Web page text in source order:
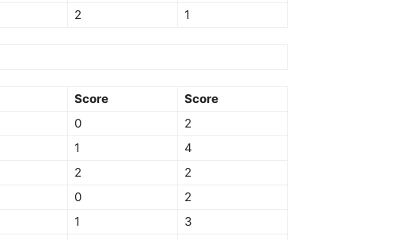
2 1
Score
Score
0
2
1
4
2
2
0
2
1
3